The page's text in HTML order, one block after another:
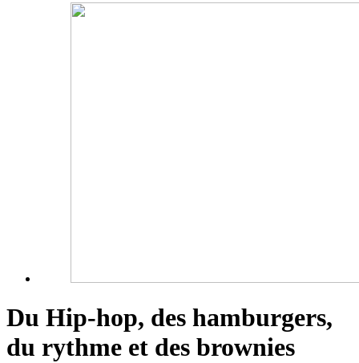
Du Hip-hop, des hamburgers,
du rythme et des brownies